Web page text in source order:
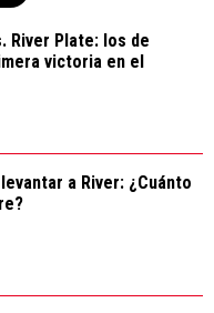
River Plate: los de
victoria en el
a River: ¿Cuánto